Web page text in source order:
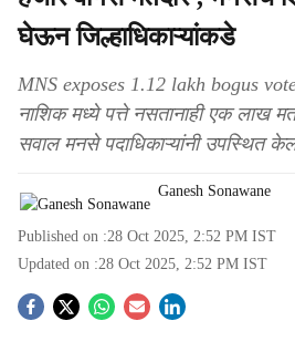
घेऊन जिल्हाधिकाऱ्यांकडे
MNS exposes 1.12 lakh bogus
नाशिक मध्ये पत्ते नसतानाही एक लाख
सवाल मनसे पदाधिकाऱ्यांनी उपस्थित
Ganesh Sonawane
Published on :28 Oct 2025, 2:52 PM IST
Updated on :28 Oct 2025, 2:52 PM IST
S